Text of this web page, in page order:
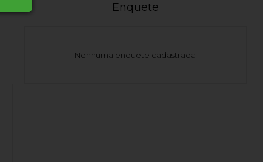
Enquete
Nenhuma enquete cadastrada